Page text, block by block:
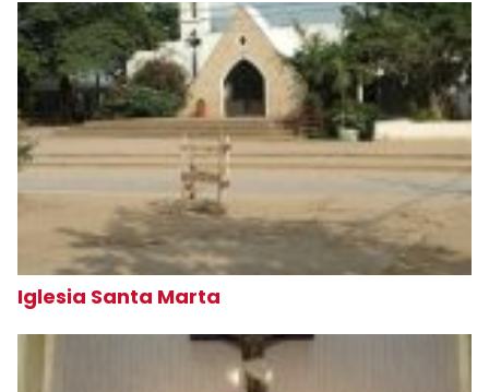
Iglesia Santa Marta